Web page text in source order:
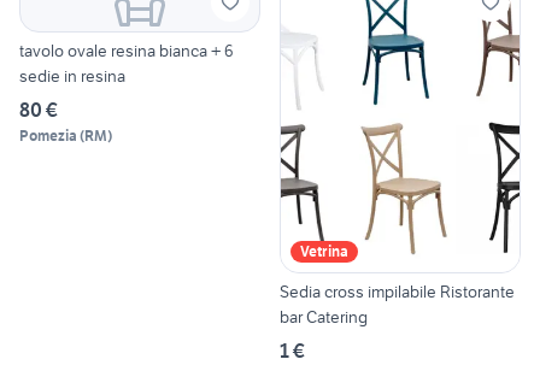
tavolo ovale resina bianca + 6
sedie in resina
80 €
Pomezia (RM)
Vetrina
Sedia cross impilabile Ristorante
bar Catering
1 €